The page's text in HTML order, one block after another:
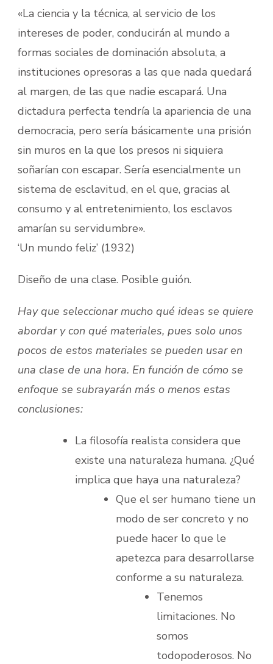
«La ciencia y la técnica, al servicio de los
intereses de poder, conducirán al mundo a
formas sociales de dominación absoluta, a
instituciones opresoras a las que nada quedará
al margen, de las que nadie escapará. Una
dictadura perfecta tendría la apariencia de una
democracia, pero sería básicamente una prisión
sin muros en la que los presos ni siquiera
soñarían con escapar. Sería esencialmente un
sistema de esclavitud, en el que, gracias al
consumo y al entretenimiento, los esclavos
amarían su servidumbre».
‘Un mundo feliz’ (1932)
Diseño de una clase. Posible guión.
Hay que seleccionar mucho qué ideas se quiere
abordar y con qué materiales, pues solo unos
pocos de estos materiales se pueden usar en
una clase de una hora. En función de cómo se
enfoque se subrayarán más o menos estas
conclusiones:
La filosofía realista considera que
existe una naturaleza humana. ¿Qué
implica que haya una naturaleza?
Que el ser humano tiene un
modo de ser concreto y no
puede hacer lo que le
apetezca para desarrollarse
conforme a su naturaleza.
Tenemos
limitaciones. No
somos
todopoderosos. No